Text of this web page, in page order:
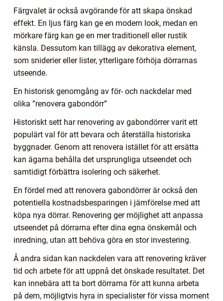
Färgvalet är också avgörande för att skapa önskad
effekt. En ljus färg kan ge en modern look, medan en
mörkare färg kan ge en mer traditionell eller rustik
känsla. Dessutom kan tillägg av dekorativa element,
som sniderier eller lister, ytterligare förhöja dörrarnas
utseende.
En historisk genomgång av för- och nackdelar med
olika ”renovera gabondörr”
Historiskt sett har renovering av gabondörrer varit ett
populärt val för att bevara och återställa historiska
byggnader. Genom att renovera istället för att ersätta
kan ägarna behålla det ursprungliga utseendet och
samtidigt förbättra isolering och säkerhet.
En fördel med att renovera gabondörrer är också den
potentiella kostnadsbesparingen i jämförelse med att
köpa nya dörrar. Renovering ger möjlighet att anpassa
utseendet på dörrarna efter dina egna önskemål och
inredning, utan att behöva göra en stor investering.
Å andra sidan kan nackdelen vara att renovering kräver
tid och arbete för att uppnå det önskade resultatet. Det
kan innebära att ta bort dörrarna för att kunna arbeta
på dem, möjligtvis hyra in specialister för vissa moment